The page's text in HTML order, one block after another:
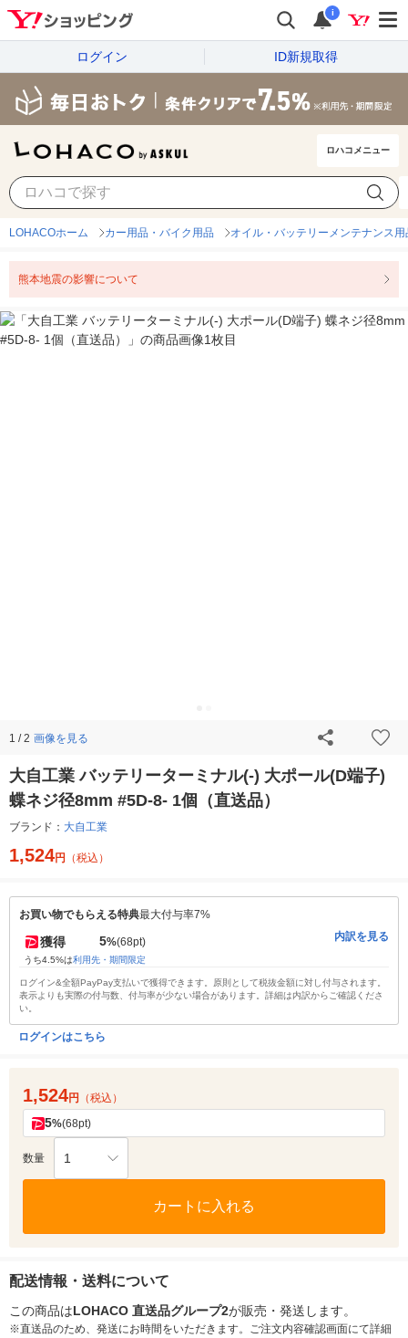
i
ログイン ID新規取得
ロハコメニュー
LOHACOホーム カー用品・バイク用品 オイル・バッテリーメンテナンス用
熊本地震の影響について
1 / 2 画像を見る
大自工業 バッテリーターミナル(-) 大ポール(D端子)
蝶ネジ径8mm #5D-8- 1個（直送品）
ブランド： 大自工業
1,524円 （税込）
お買い物でもらえる特典最大付与率7%
獲得 5%(68pt)
うち4.5%は利用先・期間限定
内訳を見る
ログイン&全額PayPay支払いで獲得できます。原則として税抜金額に対し付与されます。
表示よりも実際の付与数、付与率が少ない場合があります。詳細は内訳からご確認くださ
い。
ログインはこちら
1,524円 （税込）
5%(68pt)
数量 1
カートに入れる
配送情報・送料について
この商品はLOHACO 直送品グループ2が販売・発送します。
※直送品のため、発送にお時間をいただきます。ご注文内容確認画面にて詳細